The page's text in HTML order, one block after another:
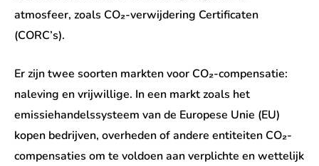
atmosfeer, zoals CO₂-verwijdering Certificaten
(CORC’s).
Er zijn twee soorten markten voor CO₂-compensatie:
naleving en vrijwillige. In een markt zoals het
emissiehandelssysteem van de Europese Unie (EU)
kopen bedrijven, overheden of andere entiteiten CO₂-
compensaties om te voldoen aan verplichte en wettelijk